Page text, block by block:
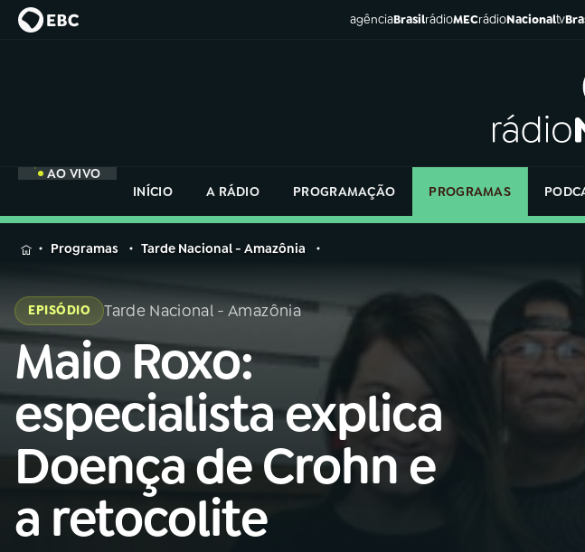
agênciaBrasilrádioMECrádioNacionaltv
AO VIVO
INÍCIO
A RÁDIO PROGRAMAÇÃO PROGRAMAS
MENU
Buscar
na
Rádio
Nacional
AO VIVO
01INÍCIO
02A RÁDIO
na
Rádio
Nacional
Programas Tarde Nacional - Amazônia
EPISÓDIO Tarde Nacional - Amazônia
Maio Roxo:
especialista explica
Doença de Crohn e
a retocolite